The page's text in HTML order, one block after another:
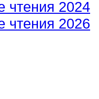
чтения 2024
чтения 2026